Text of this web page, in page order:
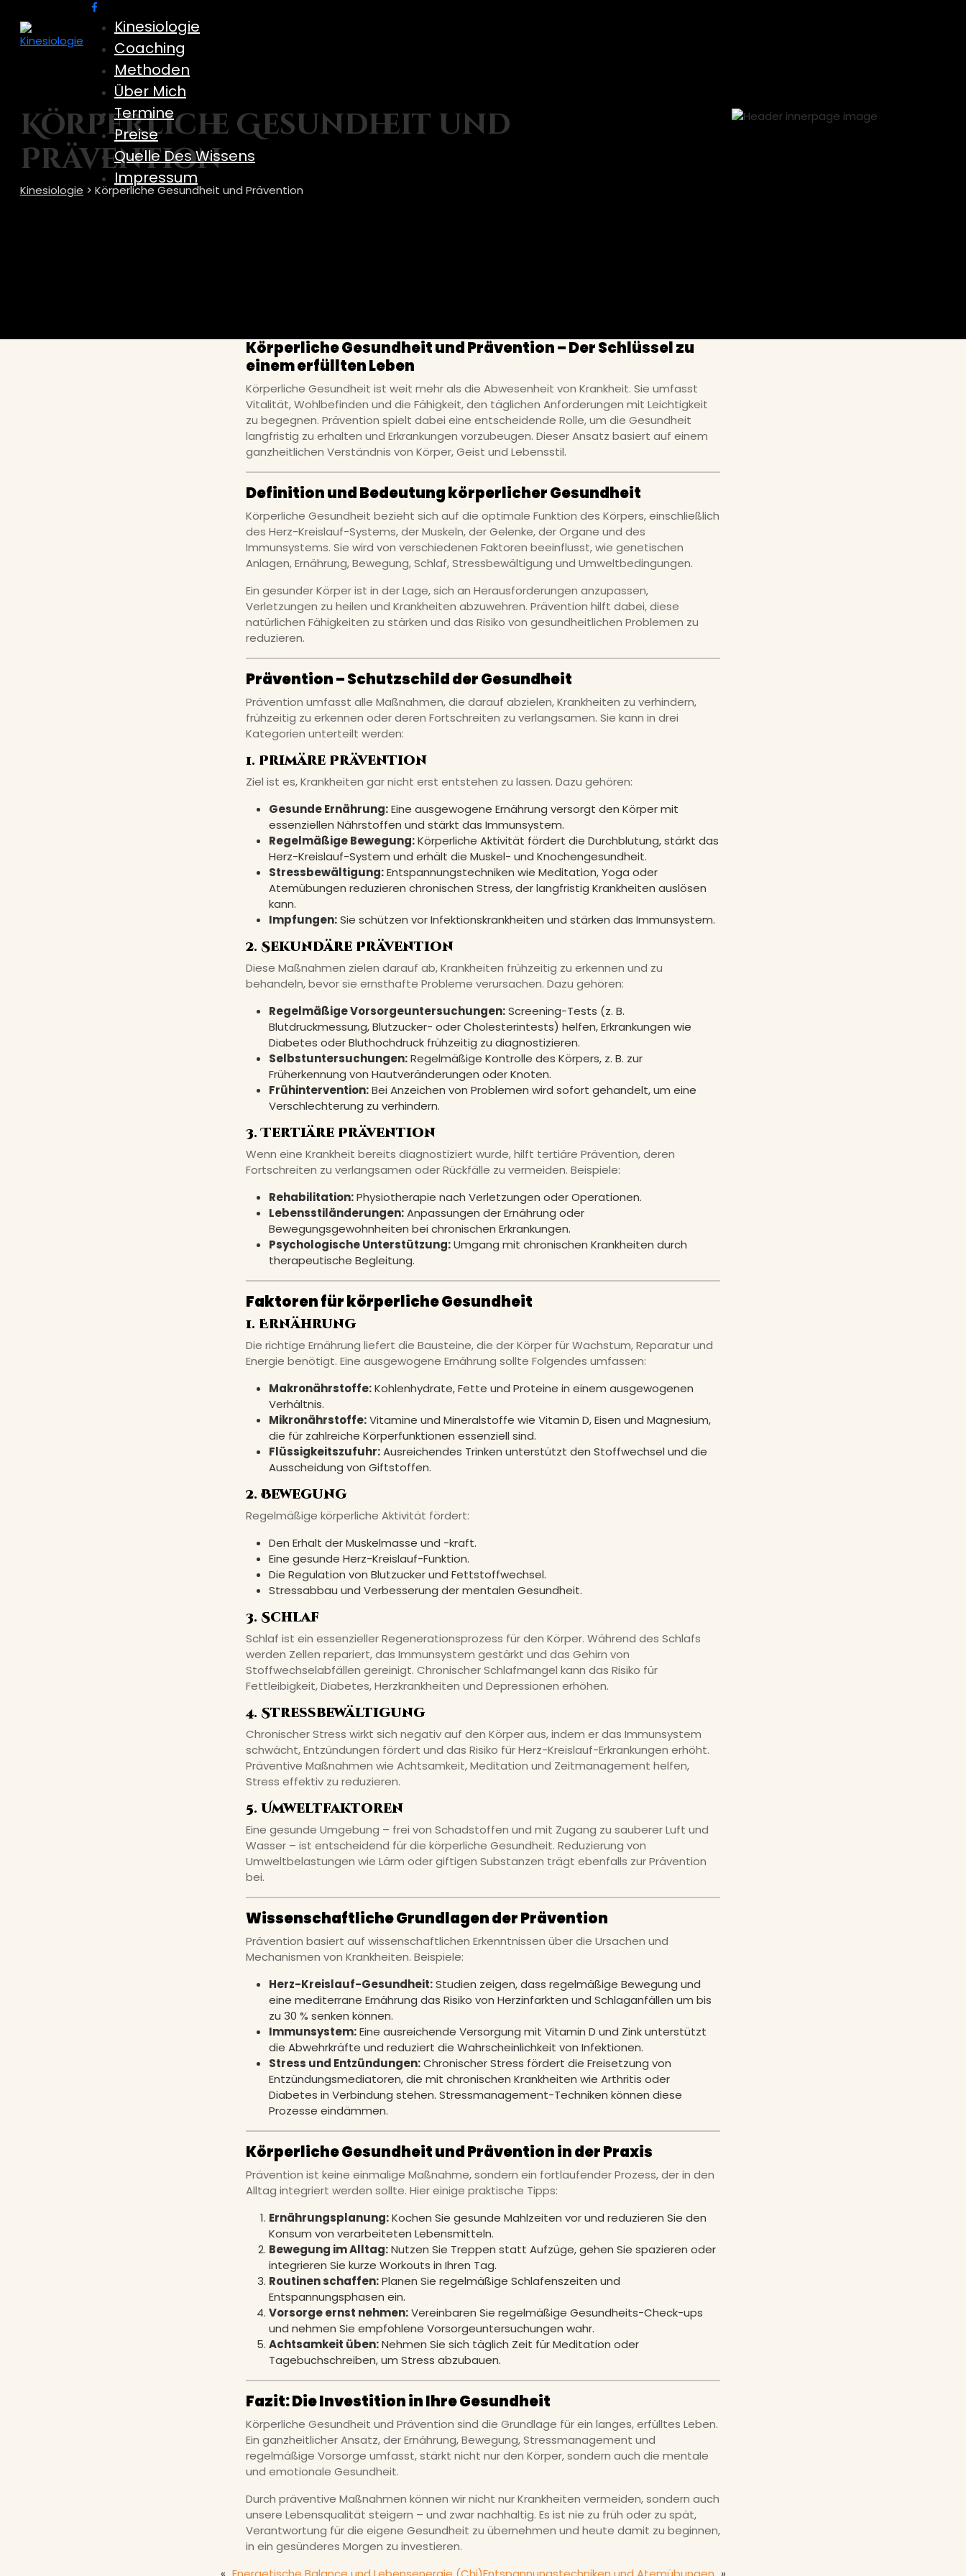
Kinesiologie
Coaching
Methoden
Über Mich
Termine
Preise
Quelle Des Wissens
Impressum
Körperliche Gesundheit und
Prävention
Kinesiologie > Körperliche Gesundheit und Prävention
Körperliche Gesundheit und Prävention – Der Schlüssel zu
einem erfüllten Leben
Körperliche Gesundheit ist weit mehr als die Abwesenheit von Krankheit. Sie umfasst
Vitalität, Wohlbefinden und die Fähigkeit, den täglichen Anforderungen mit Leichtigkeit
zu begegnen. Prävention spielt dabei eine entscheidende Rolle, um die Gesundheit
langfristig zu erhalten und Erkrankungen vorzubeugen. Dieser Ansatz basiert auf einem
ganzheitlichen Verständnis von Körper, Geist und Lebensstil.
Definition und Bedeutung körperlicher Gesundheit
Körperliche Gesundheit bezieht sich auf die optimale Funktion des Körpers, einschließlich
des Herz-Kreislauf-Systems, der Muskeln, der Gelenke, der Organe und des
Immunsystems. Sie wird von verschiedenen Faktoren beeinflusst, wie genetischen
Anlagen, Ernährung, Bewegung, Schlaf, Stressbewältigung und Umweltbedingungen.
Ein gesunder Körper ist in der Lage, sich an Herausforderungen anzupassen,
Verletzungen zu heilen und Krankheiten abzuwehren. Prävention hilft dabei, diese
natürlichen Fähigkeiten zu stärken und das Risiko von gesundheitlichen Problemen zu
reduzieren.
Prävention – Schutzschild der Gesundheit
Prävention umfasst alle Maßnahmen, die darauf abzielen, Krankheiten zu verhindern,
frühzeitig zu erkennen oder deren Fortschreiten zu verlangsamen. Sie kann in drei
Kategorien unterteilt werden:
1. Primäre Prävention
Ziel ist es, Krankheiten gar nicht erst entstehen zu lassen. Dazu gehören:
Gesunde Ernährung:Eine ausgewogene Ernährung versorgt den Körper mit
essenziellen Nährstoffen und stärkt das Immunsystem.
Regelmäßige Bewegung:Körperliche Aktivität fördert die Durchblutung, stärkt das
Herz-Kreislauf-System und erhält die Muskel- und Knochengesundheit.
Stressbewältigung:Entspannungstechniken wie Meditation, Yoga oder
Atemübungen reduzieren chronischen Stress, der langfristig Krankheiten auslösen
kann.
Impfungen:Sie schützen vor Infektionskrankheiten und stärken das Immunsystem.
2. Sekundäre Prävention
Diese Maßnahmen zielen darauf ab, Krankheiten frühzeitig zu erkennen und zu
behandeln, bevor sie ernsthafte Probleme verursachen. Dazu gehören:
Regelmäßige Vorsorgeuntersuchungen:Screening-Tests (z. B.
Blutdruckmessung, Blutzucker- oder Cholesterintests) helfen, Erkrankungen wie
Diabetes oder Bluthochdruck frühzeitig zu diagnostizieren.
Selbstuntersuchungen:Regelmäßige Kontrolle des Körpers, z. B. zur
Früherkennung von Hautveränderungen oder Knoten.
Frühintervention:Bei Anzeichen von Problemen wird sofort gehandelt, um eine
Verschlechterung zu verhindern.
3. Tertiäre Prävention
Wenn eine Krankheit bereits diagnostiziert wurde, hilft tertiäre Prävention, deren
Fortschreiten zu verlangsamen oder Rückfälle zu vermeiden. Beispiele:
Rehabilitation:Physiotherapie nach Verletzungen oder Operationen.
Lebensstiländerungen:Anpassungen der Ernährung oder
Bewegungsgewohnheiten bei chronischen Erkrankungen.
Psychologische Unterstützung:Umgang mit chronischen Krankheiten durch
therapeutische Begleitung.
Faktoren für körperliche Gesundheit
1. Ernährung
Die richtige Ernährung liefert die Bausteine, die der Körper für Wachstum, Reparatur und
Energie benötigt. Eine ausgewogene Ernährung sollte Folgendes umfassen:
Makronährstoffe:Kohlenhydrate, Fette und Proteine in einem ausgewogenen
Verhältnis.
Mikronährstoffe:Vitamine und Mineralstoffe wie Vitamin D, Eisen und Magnesium,
die für zahlreiche Körperfunktionen essenziell sind.
Flüssigkeitszufuhr:Ausreichendes Trinken unterstützt den Stoffwechsel und die
Ausscheidung von Giftstoffen.
2. Bewegung
Regelmäßige körperliche Aktivität fördert:
Den Erhalt der Muskelmasse und -kraft.
Eine gesunde Herz-Kreislauf-Funktion.
Die Regulation von Blutzucker und Fettstoffwechsel.
Stressabbau und Verbesserung der mentalen Gesundheit.
3. Schlaf
Schlaf ist ein essenzieller Regenerationsprozess für den Körper. Während des Schlafs
werden Zellen repariert, das Immunsystem gestärkt und das Gehirn von
Stoffwechselabfällen gereinigt. Chronischer Schlafmangel kann das Risiko für
Fettleibigkeit, Diabetes, Herzkrankheiten und Depressionen erhöhen.
4. Stressbewältigung
Chronischer Stress wirkt sich negativ auf den Körper aus, indem er das Immunsystem
schwächt, Entzündungen fördert und das Risiko für Herz-Kreislauf-Erkrankungen erhöht.
Präventive Maßnahmen wie Achtsamkeit, Meditation und Zeitmanagement helfen,
Stress effektiv zu reduzieren.
5. Umweltfaktoren
Eine gesunde Umgebung – frei von Schadstoffen und mit Zugang zu sauberer Luft und
Wasser – ist entscheidend für die körperliche Gesundheit. Reduzierung von
Umweltbelastungen wie Lärm oder giftigen Substanzen trägt ebenfalls zur Prävention
bei.
Wissenschaftliche Grundlagen der Prävention
Prävention basiert auf wissenschaftlichen Erkenntnissen über die Ursachen und
Mechanismen von Krankheiten. Beispiele:
Herz-Kreislauf-Gesundheit:Studien zeigen, dass regelmäßige Bewegung und
eine mediterrane Ernährung das Risiko von Herzinfarkten und Schlaganfällen um bis
zu 30 % senken können.
Immunsystem:Eine ausreichende Versorgung mit Vitamin D und Zink unterstützt
die Abwehrkräfte und reduziert die Wahrscheinlichkeit von Infektionen.
Stress und Entzündungen:Chronischer Stress fördert die Freisetzung von
Entzündungsmediatoren, die mit chronischen Krankheiten wie Arthritis oder
Diabetes in Verbindung stehen. Stressmanagement-Techniken können diese
Prozesse eindämmen.
Körperliche Gesundheit und Prävention in der Praxis
Prävention ist keine einmalige Maßnahme, sondern ein fortlaufender Prozess, der in den
Alltag integriert werden sollte. Hier einige praktische Tipps:
Ernährungsplanung:Kochen Sie gesunde Mahlzeiten vor und reduzieren Sie den
Konsum von verarbeiteten Lebensmitteln.
Bewegung im Alltag:Nutzen Sie Treppen statt Aufzüge, gehen Sie spazieren oder
integrieren Sie kurze Workouts in Ihren Tag.
Routinen schaffen:Planen Sie regelmäßige Schlafenszeiten und
Entspannungsphasen ein.
Vorsorge ernst nehmen:Vereinbaren Sie regelmäßige Gesundheits-Check-ups
und nehmen Sie empfohlene Vorsorgeuntersuchungen wahr.
Achtsamkeit üben:Nehmen Sie sich täglich Zeit für Meditation oder
Tagebuchschreiben, um Stress abzubauen.
Fazit: Die Investition in Ihre Gesundheit
Körperliche Gesundheit und Prävention sind die Grundlage für ein langes, erfülltes Leben.
Ein ganzheitlicher Ansatz, der Ernährung, Bewegung, Stressmanagement und
regelmäßige Vorsorge umfasst, stärkt nicht nur den Körper, sondern auch die mentale
und emotionale Gesundheit.
Durch präventive Maßnahmen können wir nicht nur Krankheiten vermeiden, sondern auch
unsere Lebensqualität steigern – und zwar nachhaltig. Es ist nie zu früh oder zu spät,
Verantwortung für die eigene Gesundheit zu übernehmen und heute damit zu beginnen,
in ein gesünderes Morgen zu investieren.